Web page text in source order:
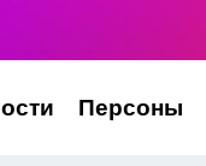
Персоны